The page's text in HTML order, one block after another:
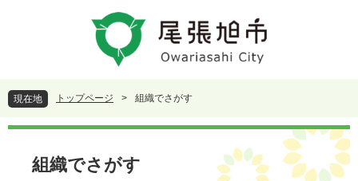
頭
で
す
飛
ば
し
現在地 トップページ > 組織でさがす
本
組織でさがす